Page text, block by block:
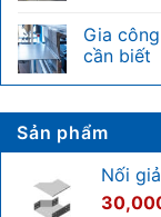
cao
U
của
với
hệ
thống
kiểm
tra
tủ
dẫn
chi
tiết
chuẩn
thuật
bình
luận
ở
được
giảm
thuế
GTGT
không?
Cập
nhật
Gia
cần biết
luận
ở
Gia
công
Sản phẩm
Nối